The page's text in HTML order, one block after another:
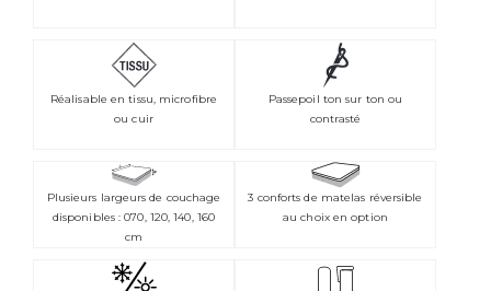
Réalisable en tissu, microfibre
ou cuir
Passepoil ton sur ton ou
contrasté
Plusieurs largeurs de couchage
disponibles : 070, 120, 140, 160
cm
3 conforts de matelas réversible
au choix en option